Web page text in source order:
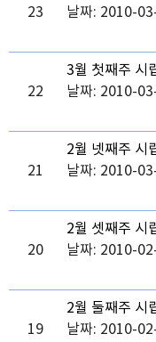
23
머니 소식
날짜: 2010-
22
3월 첫째주 시
머니 소식
날짜: 2010-
21
2월 넷째주 시
머니 소식
날짜: 2010-
20
2월 셋째주 시
머니 소식
날짜: 2010-
19
2월 둘째주 시
머니 소식
날짜: 2010-